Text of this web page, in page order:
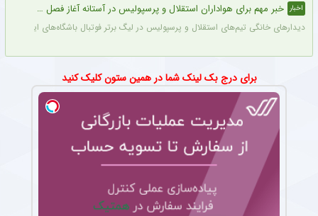
اخبار خبر مهم برای هواداران استقلال و پرسپولیس در آستانه آغاز فصل جدید
دیدارهای خانگی تیم‌های استقلال و پرسپولیس در لیگ برتر فوتبال باشگاه‌های ایران در
برای درج بک لینک شما در همین ستون کلیک کنید